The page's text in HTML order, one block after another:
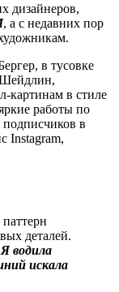
дизайнеров,
, а с недавних пор
в тусовке
Шейдлин,
картинам в стиле
работы по
в
Instagram,
деталей.
водила
искала